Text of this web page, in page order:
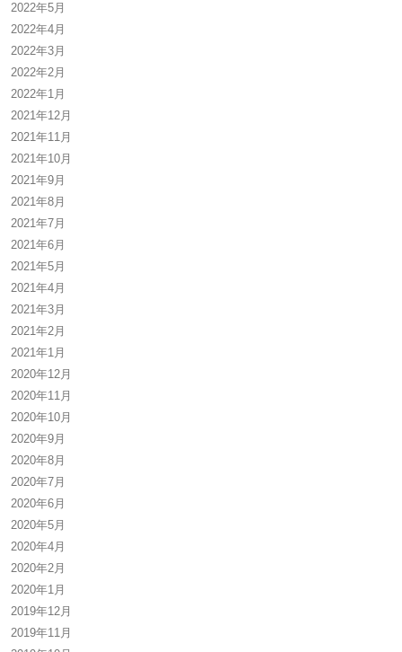
2022年5月
2022年4月
2022年3月
2022年2月
2022年1月
2021年12月
2021年11月
2021年10月
2021年9月
2021年8月
2021年7月
2021年6月
2021年5月
2021年4月
2021年3月
2021年2月
2021年1月
2020年12月
2020年11月
2020年10月
2020年9月
2020年8月
2020年7月
2020年6月
2020年5月
2020年4月
2020年2月
2020年1月
2019年12月
2019年11月